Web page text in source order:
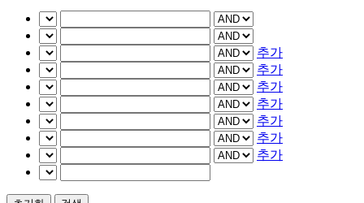
추가
추가
추가
추가
추가
추가
추가